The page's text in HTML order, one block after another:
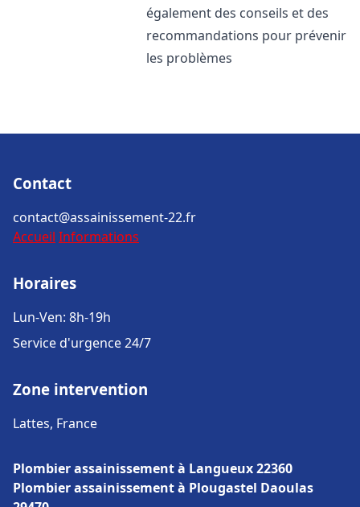
également des conseils et des
recommandations pour prévenir
les problèmes
Contact
contact@assainissement-22.fr
Accueil Informations
Horaires
Lun-Ven: 8h-19h
Service d'urgence 24/7
Zone intervention
Lattes, France
Plombier assainissement à Langueux 22360
Plombier assainissement à Plougastel Daoulas